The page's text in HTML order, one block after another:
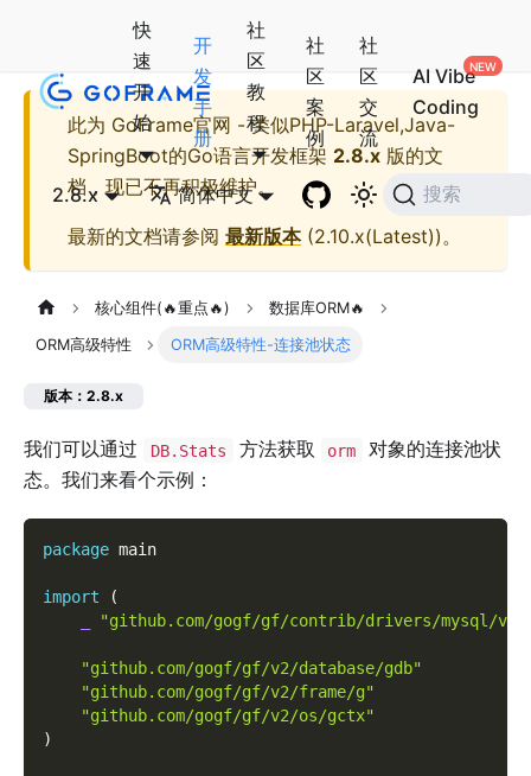
快
速
开
始
开
发
手
册
社
区
教
程
社
区
案
例
社
区
交
流
AI Vibe
Coding
2.8.x 简体中文 搜索
此为 GoFrame官网 - 类似PHP-Laravel,Java-
SpringBoot的Go语言开发框架 2.8.x 版的文
档，现已不再积极维护。
最新的文档请参阅 最新版本(2.10.x(Latest))。
核心组件(🔥重点🔥) 数据库ORM🔥
ORM高级特性 ORM高级特性-连接池状态
版本：2.8.x
我们可以通过 DB.Stats 方法获取 orm
对象的连接池状
态。我们来看个示例：
package main
import
(
"github.com/gogf/gf/contrib/drivers/mysql/v2"
"github.com/gogf/gf/v2/database/gdb"
"github.com/gogf/gf/v2/frame/g"
"github.com/gogf/gf/v2/os/gctx"
)